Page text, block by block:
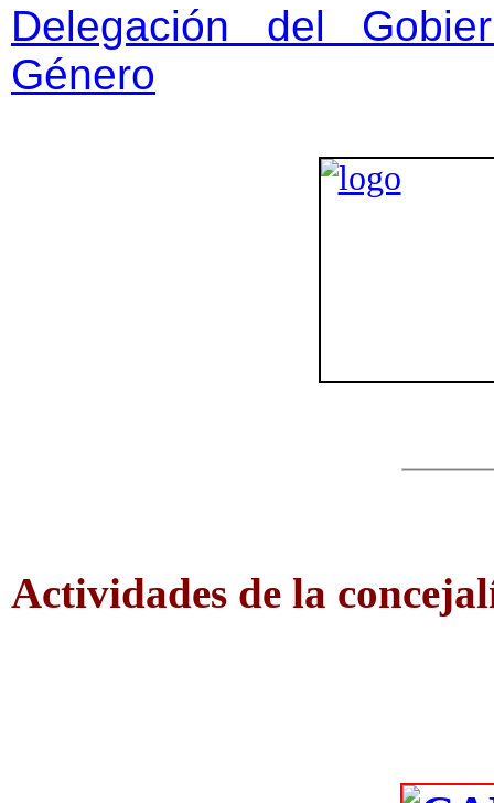
Delegación del
Género
Actividades de la